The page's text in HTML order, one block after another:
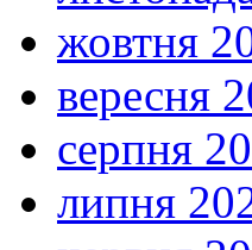
жовтня
вересня
серпня
липня